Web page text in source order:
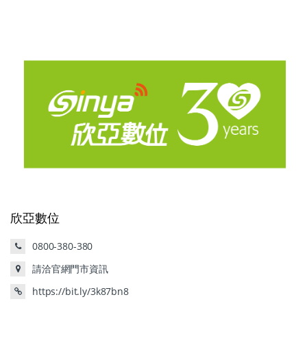
欣亞數位
0800-380-380
請洽官網門市資訊
https://bit.ly/3k87bn8